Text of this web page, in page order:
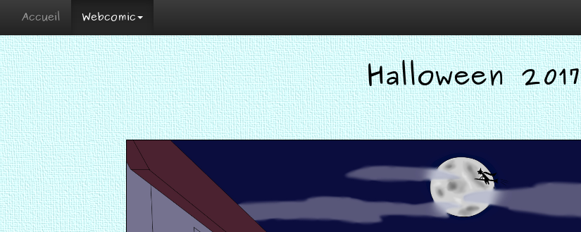
Accueil Webcomic
Halloween 2017